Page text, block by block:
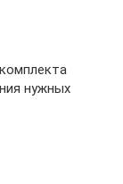
нужных